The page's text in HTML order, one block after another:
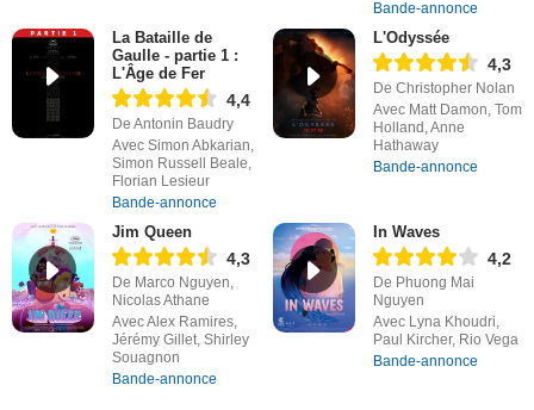
Bande-annonce
La Bataille de
Gaulle - partie 1 :
L'Âge de Fer
4,4
De Antonin Baudry
Avec Simon Abkarian,
Simon Russell Beale,
Florian Lesieur
Bande-annonce
L'Odyssée
4,3
De Christopher Nolan
Avec Matt Damon, Tom
Holland, Anne
Hathaway
Bande-annonce
Jim Queen
4,3
De Marco Nguyen,
Nicolas Athane
Avec Alex Ramires,
Jérémy Gillet, Shirley
Souagnon
Bande-annonce
In Waves
4,2
De Phuong Mai
Nguyen
Avec Lyna Khoudri,
Paul Kircher, Rio Vega
Bande-annonce